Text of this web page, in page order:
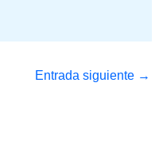
Entrada siguiente →